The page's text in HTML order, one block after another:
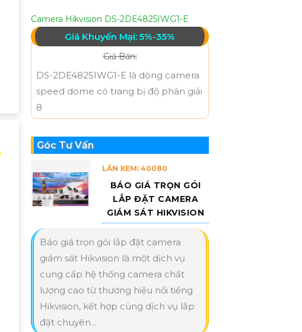
Camera Hikvision DS-2DE4825IWG1-E
Giá Khuyến Mại: 5%-35%
Giá Bán:
DS-2DE4825IWG1-E là dòng camera
speed dome có trang bị độ phân giải
8
Góc Tư Vấn
LẦN XEM: 40080
BÁO GIÁ TRỌN GÓI
LẮP ĐẶT CAMERA
GIÁM SÁT HIKVISION
Báo giá trọn gói lắp đặt camera
giám sát Hikvision là một dịch vụ
cung cấp hệ thống camera chất
lượng cao từ thương hiệu nổi tiếng
Hikvision, kết hợp cùng dịch vụ lắp
đặt chuyên...